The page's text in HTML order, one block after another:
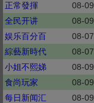
正常發揮
08-09
全民开讲
08-09
娱乐百分百
08-07
綜藝新時代
08-07
小姐不熙娣
08-09
食尚玩家
08-09
每日新闻汇
08-09